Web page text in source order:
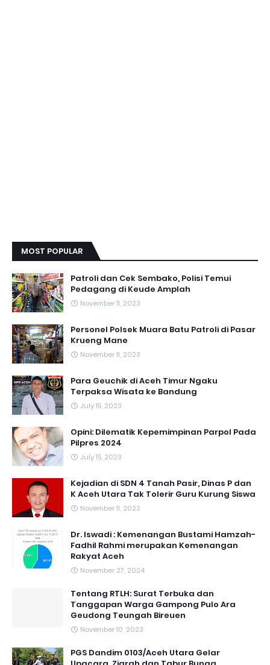
MOST POPULAR
Patroli dan Cek Sembako, Polisi Temui
Pedagang di Keude Amplah
November 11, 2023
Personel Polsek Muara Batu Patroli di Pasar
Krueng Mane
November 11, 2023
Para Geuchik di Aceh Timur Ngaku
Terpaksa Wisata ke Bandung
July 15, 2023
Opini: Dilematik Kepemimpinan Parpol Pada
Pilpres 2024
July 15, 2023
Kejadian di SDN 4 Tanah Pasir, Dinas P dan
K Aceh Utara Tak Tolerir Guru Kurung Siswa
November 11, 2023
Dr. Iswadi : Kemenangan Bustami Hamzah-
Fadhil Rahmi merupakan Kemenangan
Rakyat Aceh
November 27, 2024
Tentang RTLH: Surat Terbuka dan
Tanggapan Warga Gampong Pulo Ara
Geudong Teungah Bireuen
November 10, 2023
PGS Dandim 0103/Aceh Utara Gelar